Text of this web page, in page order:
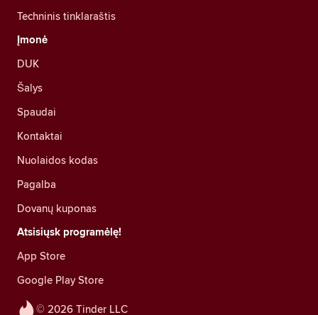
© 2026 Tinder LLC
Techninis tinklaraštis
Įmonė
DUK
Šalys
Spaudai
Kontaktai
Nuolaidos kodas
Pagalba
Dovanų kuponas
Atsisiųsk programėlę!
App Store
Google Play Store